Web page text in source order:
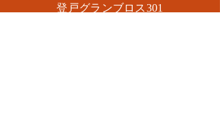
​登戸グランブロス301